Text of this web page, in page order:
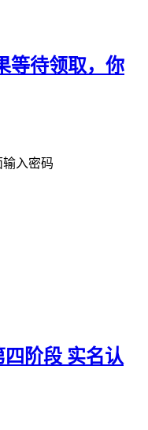
等待领取，你
入密码
阶段 实名认